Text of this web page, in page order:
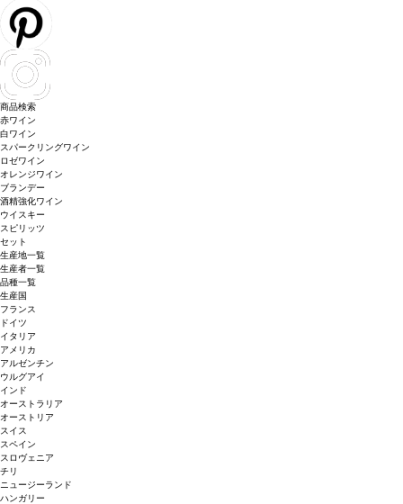
商品検索
赤ワイン
白ワイン
スパークリングワイン
ロゼワイン
オレンジワイン
ブランデー
酒精強化ワイン
ウイスキー
スピリッツ
セット
生産地一覧
生産者一覧
品種一覧
生産国
フランス
ドイツ
イタリア
アメリカ
アルゼンチン
ウルグアイ
インド
オーストラリア
オーストリア
スイス
スペイン
スロヴェニア
チリ
ニュージーランド
ハンガリー